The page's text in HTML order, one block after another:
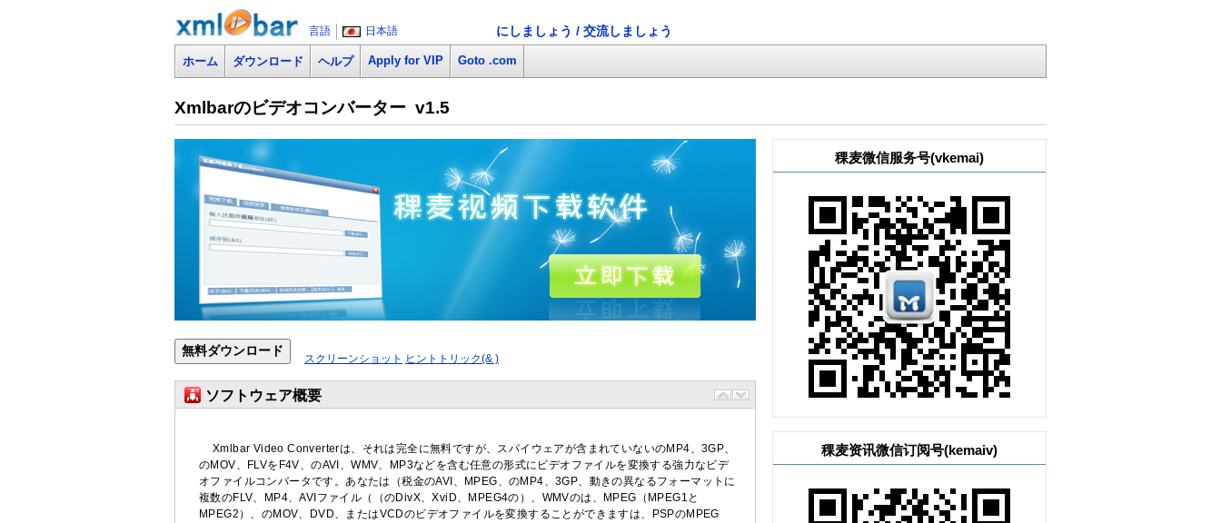
言語 日本語 にしましょう / 交流しましょう
ホーム ダウンロード ヘルプ Apply for VIP Goto .com
Xmlbarのビデオコンバーター v1.5
スクリーンショット ヒントトリック(& )
ソフトウェア概要
Xmlbar Video Converterは、それは完全に無料ですが、スパイウェアが含まれていないのMP4、3GP、
のMOV、FLVをF4V、のAVI、WMV、MP3などを含む任意の形式にビデオファイルを変換する強力なビデ
オファイルコンバータです。あなたは（税金のAVI、MPEG、のMP4、3GP、動きの異なるフォーマットに
複数のFLV、MP4、AVIファイル（（のDivX、XviD、MPEG4の）、WMVのは、MPEG（MPEG1と
MPEG2）、のMOV、DVD、またはVCDのビデオファイルを変換することができますは、PSPのMPEG
稞麦微信服务号(vkemai)
稞麦资讯微信订阅号(kemaiv)